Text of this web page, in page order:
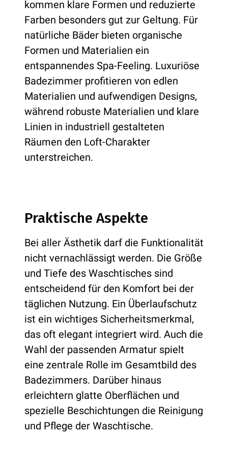
kommen klare Formen und reduzierte
Farben besonders gut zur Geltung. Für
natürliche Bäder bieten organische
Formen und Materialien ein
entspannendes Spa-Feeling. Luxuriöse
Badezimmer profitieren von edlen
Materialien und aufwendigen Designs,
während robuste Materialien und klare
Linien in industriell gestalteten
Räumen den Loft-Charakter
unterstreichen.
Praktische Aspekte
Bei aller Ästhetik darf die Funktionalität
nicht vernachlässigt werden. Die Größe
und Tiefe des Waschtisches sind
entscheidend für den Komfort bei der
täglichen Nutzung. Ein Überlaufschutz
ist ein wichtiges Sicherheitsmerkmal,
das oft elegant integriert wird. Auch die
Wahl der passenden Armatur spielt
eine zentrale Rolle im Gesamtbild des
Badezimmers. Darüber hinaus
erleichtern glatte Oberflächen und
spezielle Beschichtungen die Reinigung
und Pflege der Waschtische.